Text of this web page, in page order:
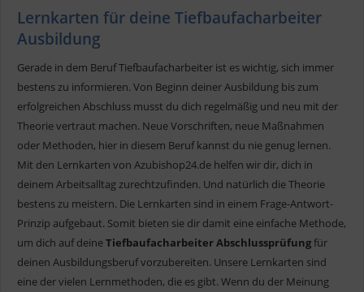
Lernkarten für deine Tiefbaufacharbeiter
Ausbildung
Gerade in dem Beruf Tiefbaufacharbeiter ist es wichtig, sich immer
bestens zu informieren. Von Beginn deiner Ausbildung bis zum
erfolgreichen Abschluss musst du dich regelmäßig und neu mit der
Theorie vertraut machen. Neue Vorschriften, neue Maßnahmen
oder Methoden, hier in diesem Beruf kannst du nie genug lernen.
Mit den Lernkarten von Azubishop24.de helfen wir dir, dich in
deinem Arbeitsalltag zurechtzufinden. Und natürlich die Theorie
bestens zu meistern. Die Lernkarten sind in einem Frage-Antwort-
Prinzip aufgebaut. Somit bieten sie dir damit eine einfache Methode,
um dich auf deineTiefbaufacharbeiter Abschlussprüfungfür
deinen Ausbildungsberuf vorzubereiten. Unsere Lernkarten sind
eine der vielen Lernmethoden, die es gibt. Wenn du der Meinung